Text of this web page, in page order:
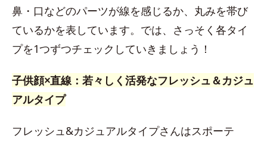
鼻・口などのパーツが線を感じるか、丸みを帯び
ているかを表しています。では、さっそく各タイ
プを1つずつチェックしていきましょう！
子供顔×直線：若々しく活発なフレッシュ＆カジュ
アルタイプ
フレッシュ&カジュアルタイプさんはスポーテ